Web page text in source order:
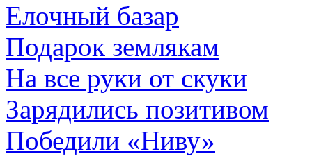
Елочный базар
Подарок землякам
На все руки от скуки
Зарядились позитивом
Победили «Ниву»